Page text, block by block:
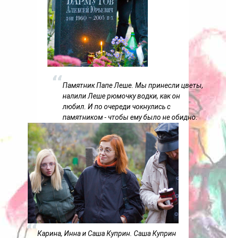
Памятник Папе Леше. Мы принесли цветы,
налили Леше рюмочку водки, как он
любил. И по очереди чокнулись с
памятником - чтобы ему было не обидно.
Карина, Инна и Саша Куприн. Саша Куприн